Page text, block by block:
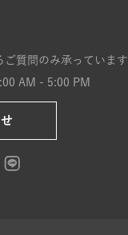
質問のみ承っています
AM - 5:00 PM